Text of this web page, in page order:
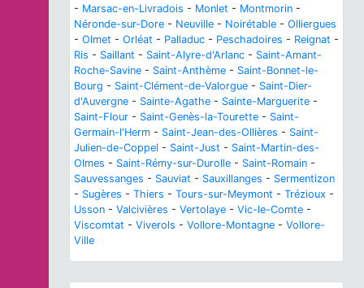
- Marsac-en-Livradois - Monlet - Montmorin -
Néronde-sur-Dore - Neuville - Noirétable - Olliergues
- Olmet - Orléat - Palladuc - Peschadoires - Reignat -
Ris - Saillant - Saint-Alyre-d'Arlanc - Saint-Amant-
Roche-Savine - Saint-Anthème - Saint-Bonnet-le-
Bourg - Saint-Clément-de-Valorgue - Saint-Dier-
d'Auvergne - Sainte-Agathe - Sainte-Marguerite -
Saint-Flour - Saint-Genès-la-Tourette - Saint-
Germain-l'Herm - Saint-Jean-des-Ollières - Saint-
Julien-de-Coppel - Saint-Just - Saint-Martin-des-
Olmes - Saint-Rémy-sur-Durolle - Saint-Romain -
Sauvessanges - Sauviat - Sauxillanges - Sermentizon
- Sugères - Thiers - Tours-sur-Meymont - Trézioux -
Usson - Valcivières - Vertolaye - Vic-le-Comte -
Viscomtat - Viverols - Vollore-Montagne - Vollore-
Ville